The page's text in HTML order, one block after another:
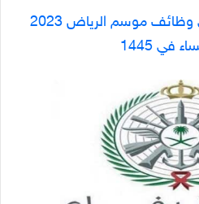
رابط التقديم على وظائف موسم الرياض 2023
في 1445